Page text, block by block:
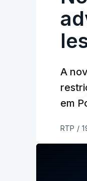
A
em
RTP /